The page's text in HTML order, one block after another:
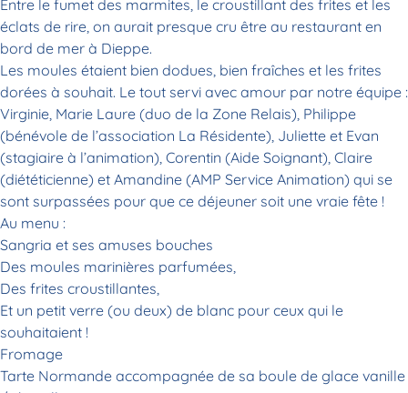
Entre le fumet des marmites, le croustillant des frites et les
éclats de rire, on aurait presque cru être au restaurant en
bord de mer à Dieppe.
Les moules étaient bien dodues, bien fraîches et les frites
dorées à souhait. Le tout servi avec amour par notre équipe :
Virginie, Marie Laure (duo de la Zone Relais), Philippe
(bénévole de l’association La Résidente), Juliette et Evan
(stagiaire à l’animation), Corentin (Aide Soignant), Claire
(diététicienne) et Amandine (AMP Service Animation) qui se
sont surpassées pour que ce déjeuner soit une vraie fête !
Au menu :
Sangria et ses amuses bouches
Des moules marinières parfumées,
Des frites croustillantes,
Et un petit verre (ou deux) de blanc pour ceux qui le
souhaitaient !
Fromage
Tarte Normande accompagnée de sa boule de glace vanille